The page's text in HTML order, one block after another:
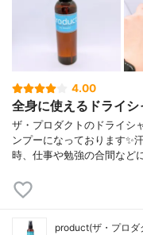
4.00
全身に使えるドライシ
ザ・プロダクトのドライシ
ンプーになっております✨
時、仕事や勉強の合間など
product(ザ・プロダ